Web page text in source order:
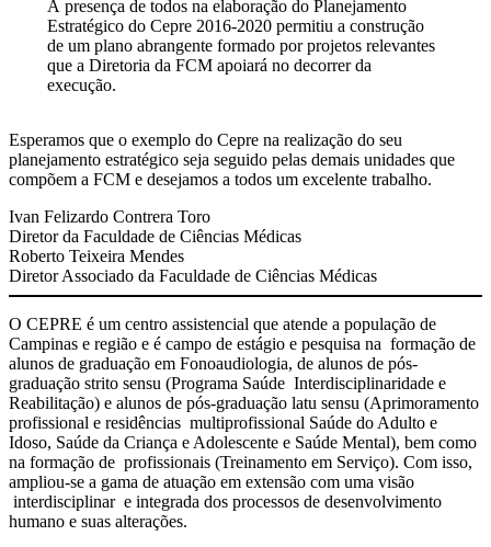
A presença de todos na elaboração do Planejamento
Estratégico do Cepre 2016-2020 permitiu a construção
de um plano abrangente formado por projetos relevantes
que a Diretoria da FCM apoiará no decorrer da
execução.
Esperamos que o exemplo do Cepre na realização do seu
planejamento estratégico seja seguido pelas demais unidades que
compõem a FCM e desejamos a todos um excelente trabalho.
Ivan Felizardo Contrera Toro
Diretor da Faculdade de Ciências Médicas
Roberto Teixeira Mendes
Diretor Associado da Faculdade de Ciências Médicas
O CEPRE é um centro assistencial que atende a população de
Campinas e região e é campo de estágio e pesquisa na formação de
alunos de graduação em Fonoaudiologia, de alunos de pós-
graduação strito sensu (Programa Saúde Interdisciplinaridade e
Reabilitação) e alunos de pós-graduação latu sensu (Aprimoramento
profissional e residências multiprofissional Saúde do Adulto e
Idoso, Saúde da Criança e Adolescente e Saúde Mental), bem como
na formação de profissionais (Treinamento em Serviço). Com isso,
ampliou-se a gama de atuação em extensão com uma visão
interdisciplinar e integrada dos processos de desenvolvimento
humano e suas alterações.